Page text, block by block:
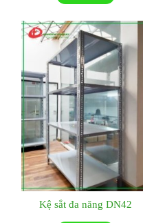
Kệ sắt đa năng DN42